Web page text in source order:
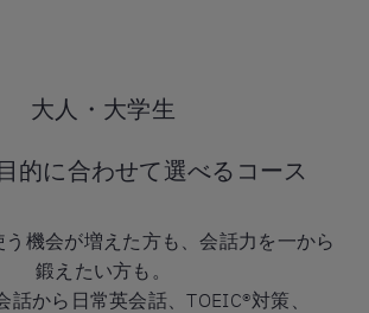
大人・大学生
的に合わせて選べるコース
機会が増えた方も、会話力を一から
鍛えたい方も。
話から日常英会話、TOEIC®対策、